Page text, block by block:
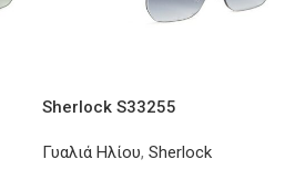
Sherlock S33255
Γυαλιά Ηλίου, Sherlock